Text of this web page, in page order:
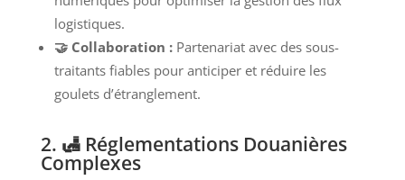
logistiques.
🤝 Collaboration :Partenariat avec des sous-
traitants fiables pour anticiper et réduire les
goulets d’étranglement.
2. 🛃 Réglementations Douanières
Complexes